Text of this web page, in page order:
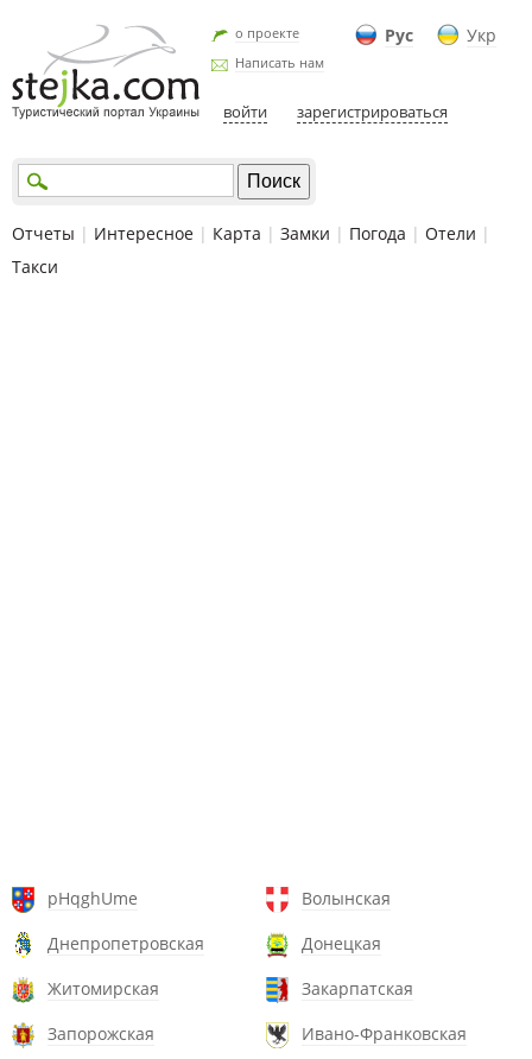
Рус Укр
о проекте
Написать нам
войти зарегистрироваться
Отчеты | Интересное | Карта | Замки | Погода | Отели |
Такси
pHqghUme
Волынская
Днепропетровская
Донецкая
Житомирская
Закарпатская
Запорожская
Ивано-Франковская